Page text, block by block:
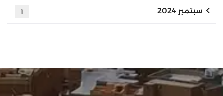
سبتمبر 2024 1